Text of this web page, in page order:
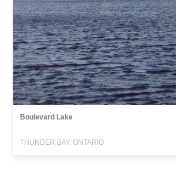
Boulevard Lake
THUNDER BAY, ONTARIO